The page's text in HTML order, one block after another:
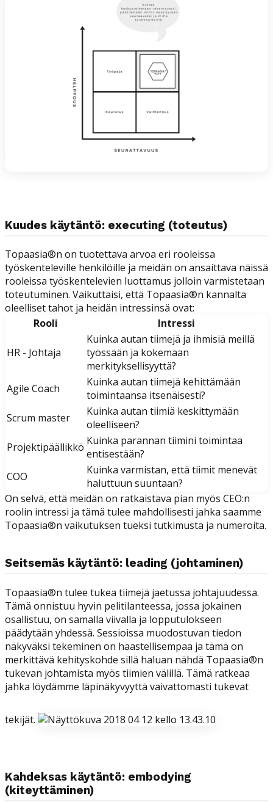
Kuudes käytäntö: executing (toteutus)
Topaasia®n on tuotettava arvoa eri rooleissa
työskenteleville henkilöille ja meidän on ansaittava näissä
rooleissa työskentelevien luottamus jolloin varmistetaan
toteutuminen. Vaikuttaisi, että Topaasia®n kannalta
oleelliset tahot ja heidän intressinsä ovat:
Rooli
Intressi
HR - Johtaja
Kuinka autan tiimejä ja ihmisiä meillä
työssään ja kokemaan
merkityksellisyyttä?
Agile Coach
Kuinka autan tiimejä kehittämään
toimintaansa itsenäisesti?
Scrum master
Kuinka autan tiimiä keskittymään
oleelliseen?
Projektipäällikkö Kuinka parannan tiimini toimintaa
entisestään?
COO
Kuinka varmistan, että tiimit menevät
haluttuun suuntaan?
On selvä, että meidän on ratkaistava pian myös CEO:n
roolin intressi ja tämä tulee mahdollisesti jahka saamme
Topaasia®n vaikutuksen tueksi tutkimusta ja numeroita.
Seitsemäs käytäntö: leading (johtaminen)
Topaasia®n tulee tukea tiimejä jaetussa johtajuudessa.
Tämä onnistuu hyvin pelitilanteessa, jossa jokainen
osallistuu, on samalla viivalla ja lopputulokseen
päädytään yhdessä. Sessioissa muodostuvan tiedon
näkyväksi tekeminen on haastellisempaa ja tämä on
merkittävä kehityskohde sillä haluan nähdä Topaasia®n
tukevan johtamista myös tiimien välillä. Tämä ratkeaa
jahka löydämme läpinäkyvyyttä vaivattomasti tukevat
tekijät.
Kahdeksas käytäntö: embodying
(kiteyttäminen)